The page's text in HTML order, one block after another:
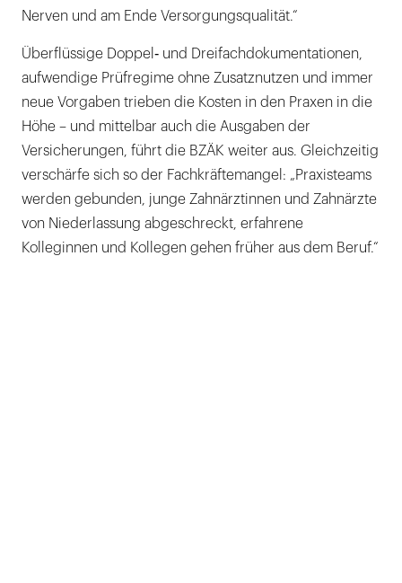
Nerven und am Ende Versorgungsqualität.“
Überflüssige Doppel‑ und Dreifachdokumentationen,
aufwendige Prüfregime ohne Zusatznutzen und immer
neue Vorgaben trieben die Kosten in den Praxen in die
Höhe – und mittelbar auch die Ausgaben der
Versicherungen, führt die BZÄK weiter aus. Gleichzeitig
verschärfe sich so der Fachkräftemangel: „Praxisteams
werden gebunden, junge Zahnärztinnen und Zahnärzte
von Niederlassung abgeschreckt, erfahrene
Kolleginnen und Kollegen gehen früher aus dem Beruf.“